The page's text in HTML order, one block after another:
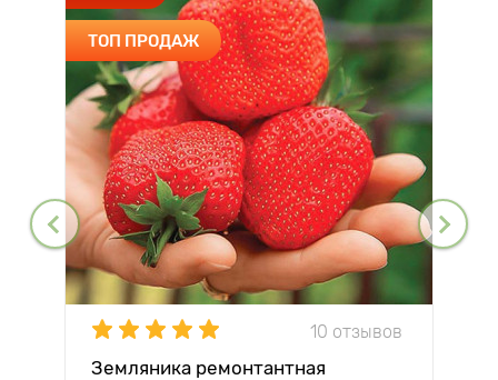
ТОП ПРОДАЖ
10 отзывов
Земляника ремонтантная